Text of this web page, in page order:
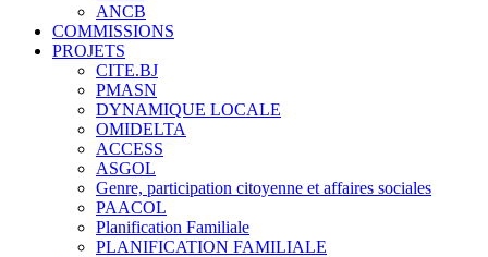
ANCB
COMMISSIONS
PROJETS
CITE.BJ
PMASN
DYNAMIQUE LOCALE
OMIDELTA
ACCESS
ASGOL
Genre, participation citoyenne et affaires sociales
PAACOL
Planification Familiale
PLANIFICATION FAMILIALE